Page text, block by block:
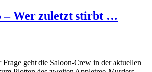
– Wer zuletzt stirbt …
Frage geht die Saloon-Crew in der aktuellen